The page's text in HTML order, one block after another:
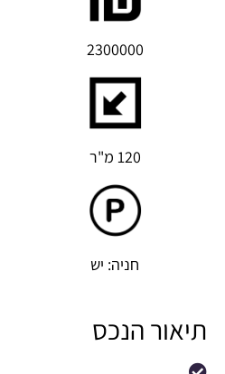
2300000
120 מ"ר
חניה: יש
תיאור הנכס